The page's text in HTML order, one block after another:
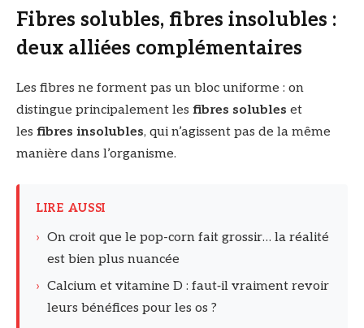
Fibres solubles, fibres insolubles :
deux alliées complémentaires
Les fibres ne forment pas un bloc uniforme : on
distingue principalement les fibres solubles et
les fibres insolubles, qui n’agissent pas de la même
manière dans l’organisme.
LIRE AUSSI
› On croit que le pop-corn fait grossir… la réalité
est bien plus nuancée
› Calcium et vitamine D : faut‑il vraiment revoir
leurs bénéfices pour les os ?